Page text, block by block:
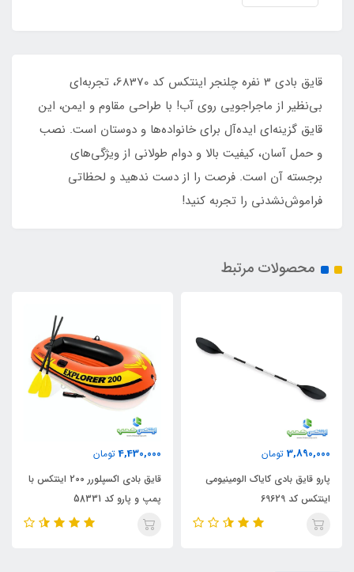
قایق بادی 3 نفره چلنجر اینتکس کد 68370، تجربه‌ای
بی‌نظیر از ماجراجویی روی آب! با طراحی مقاوم و ایمن، این
قایق گزینه‌ای ایده‌آل برای خانواده‌ها و دوستان است. نصب
و حمل آسان، کیفیت بالا و دوام طولانی از ویژگی‌های
برجسته آن است. فرصت را از دست ندهید و لحظاتی
فراموش‌نشدنی را تجربه کنید!
محصولات مرتبط
4,430,000
قایق بادی اکسپلورر 200 اینتکس با
پمپ و پارو کد 58331
32,980,000
قایق بادی کایاک دونفره
اینتکس کد 68307